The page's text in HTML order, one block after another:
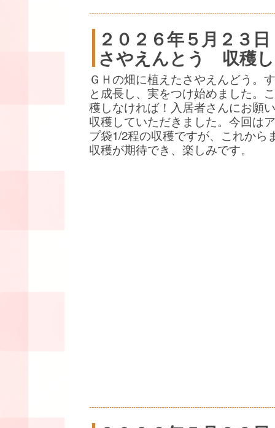
２０２６年５月２３日
さやえんとう 収穫
ＧＨの畑に植えたさやえんどう。
と成長し、実をつけ始めました。
穫しなければ！入居者さんにお願
収穫していただきました。今回は
プ袋1/2程の収穫ですが、これから
収穫が期待でき、楽しみです。